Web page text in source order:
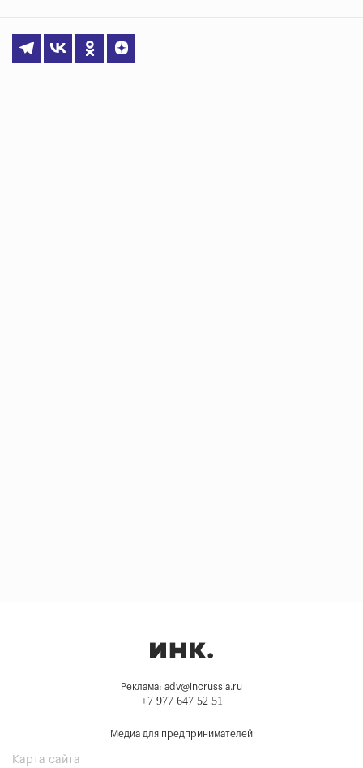
Реклама: adv@incrussia.ru
+7 977 647 52 51
Медиа для предпринимателей
Карта сайта